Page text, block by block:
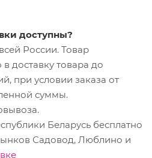
доступны?
России. Товар
в доставку товара до
при условии заказа от
суммы.
Беларусь бесплатно
Садовод, Люблино и